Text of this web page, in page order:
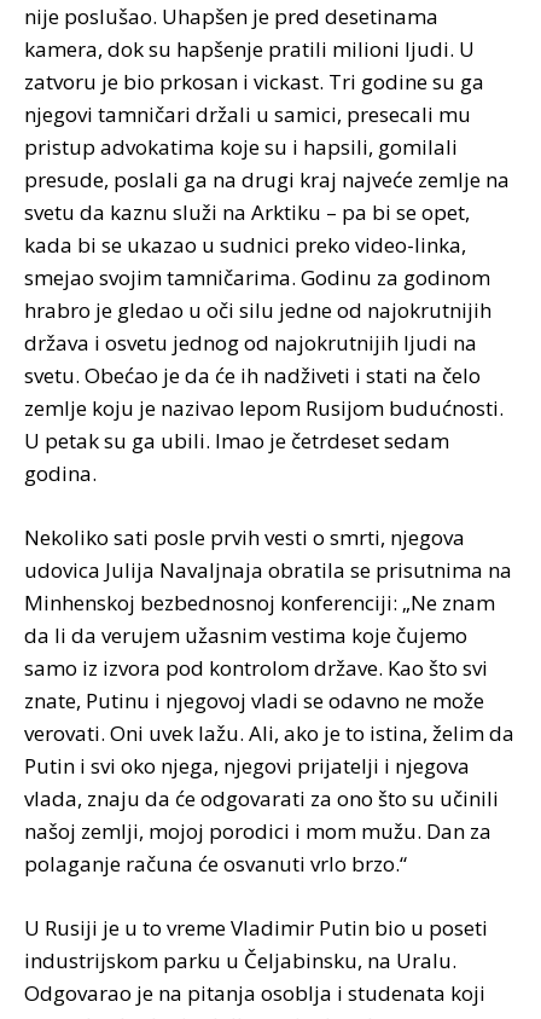
nije poslušao. Uhapšen je pred desetinama
kamera, dok su hapšenje pratili milioni ljudi. U
zatvoru je bio prkosan i vickast. Tri godine su ga
njegovi tamničari držali u samici, presecali mu
pristup advokatima koje su i hapsili, gomilali
presude, poslali ga na drugi kraj najveće zemlje na
svetu da kaznu služi na Arktiku – pa bi se opet,
kada bi se ukazao u sudnici preko video-linka,
smejao svojim tamničarima. Godinu za godinom
hrabro je gledao u oči silu jedne od najokrutnijih
država i osvetu jednog od najokrutnijih ljudi na
svetu. Obećao je da će ih nadživeti i stati na čelo
zemlje koju je nazivao lepom Rusijom budućnosti.
U petak su ga ubili. Imao je četrdeset sedam
godina.
Nekoliko sati posle prvih vesti o smrti, njegova
udovica Julija Navaljnaja obratila se prisutnima na
Minhenskoj bezbednosnoj konferenciji: „Ne znam
da li da verujem užasnim vestima koje čujemo
samo iz izvora pod kontrolom države. Kao što svi
znate, Putinu i njegovoj vladi se odavno ne može
verovati. Oni uvek lažu. Ali, ako je to istina, želim da
Putin i svi oko njega, njegovi prijatelji i njegova
vlada, znaju da će odgovarati za ono što su učinili
našoj zemlji, mojoj porodici i mom mužu. Dan za
polaganje računa će osvanuti vrlo brzo.“
U Rusiji je u to vreme Vladimir Putin bio u poseti
industrijskom parku u Čeljabinsku, na Uralu.
Odgovarao je na pitanja osoblja i studenata koji